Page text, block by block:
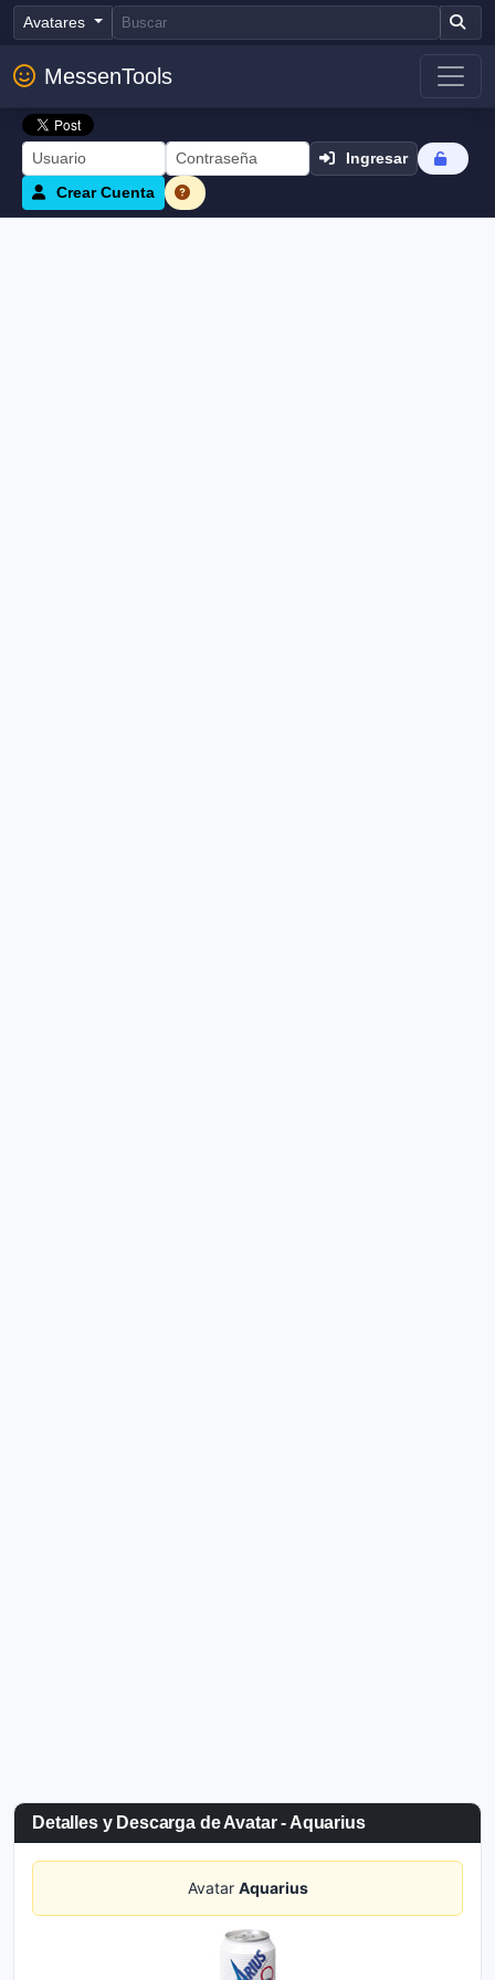
Avatares
MessenTools
Ingresar
Crear Cuenta
Detalles y Descarga de Avatar - Aquarius
Avatar Aquarius